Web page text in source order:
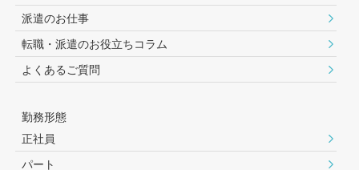
派遣のお仕事
転職・派遣のお役⽴ちコラム
よくあるご質問
勤務形態
正社員
パート